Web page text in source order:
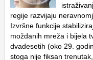
regije razvijaju
Izvršne funkcije
moždanih mreža i bijela
dvadesetih (oko 29.
stoga nije fiksan